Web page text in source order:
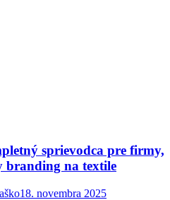
sprievodca pre firmy,
branding na textile
18. novembra 2025